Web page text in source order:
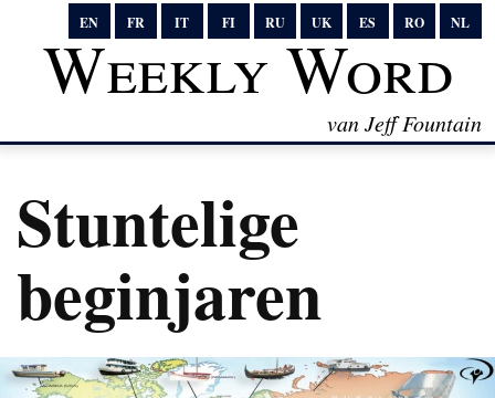
EN FR IT FI RU UK ES RO NL
Weekly Word
van Jeff Fountain
Stuntelige
beginjaren